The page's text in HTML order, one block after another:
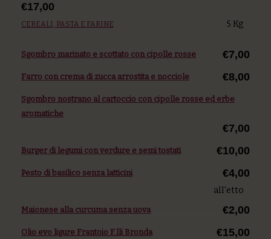
€17,00
5 Kg
CEREALI, PASTA E FARINE
Sgombro marinato e scottato con cipolle rosse €7,00
Farro con crema di zucca arrostita e nocciole €8,00
Sgombro nostrano al cartoccio con cipolle rosse ed erbe
aromatiche
€7,00
Burger di legumi con verdure e semi tostati €10,00
Pesto di basilico senza latticini €4,00
all'etto
Maionese alla curcuma senza uova €2,00
Olio evo ligure Frantoio F.lli Bronda €15,00